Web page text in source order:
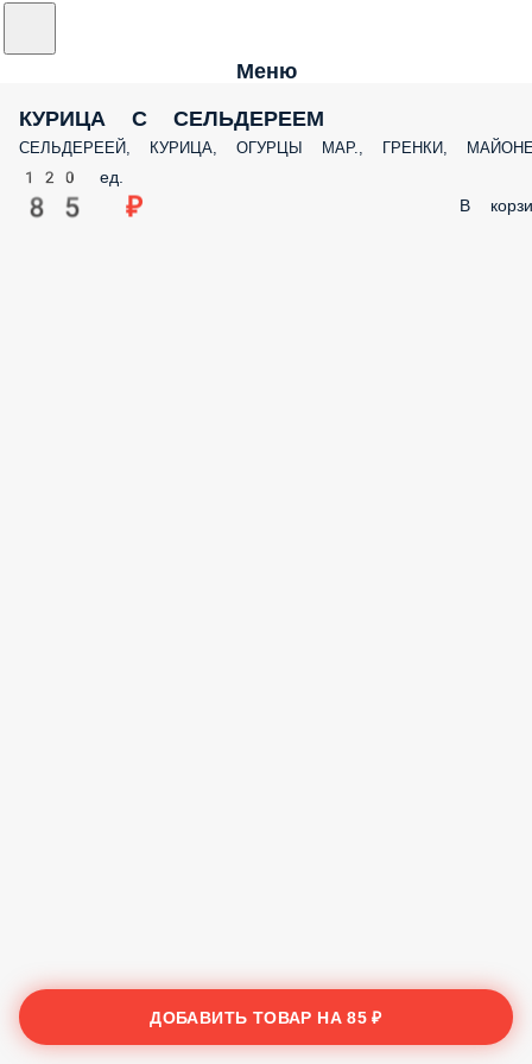
Меню
КУРИЦА С СЕЛЬДЕРЕЕМ
СЕЛЬДЕРЕЕЙ, КУРИЦА, ОГУРЦЫ МАР., ГРЕНКИ,
120 ед.
85 ₽ В
ДОБАВИТЬ ТОВАР НА85 ₽